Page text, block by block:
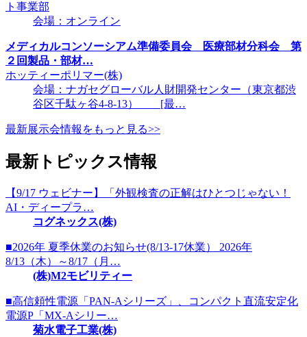
ト事業部
会場：オンライン
メディカルコンソーシアム準備委員会 医療部材分科会 第
２回製品・部材…
ホッティーポリマー(株)
会場：ナガセグローバル人財開発センター（東京都渋
谷区千駄ヶ谷4-8-13） [最…
最新展示会情報をもっと見る>>
最新トピックス情報
【9/17 ウェビナー】「外観検査の正解はひとつじゃない！
AI・ディープラ…
コグネックス(株)
■2026年 夏季休業のお知らせ(8/13-17休業） 2026年
8/13（木）～8/17（月…
(株)M2モビリティー
■高信頼性電源「PAN-Aシリーズ」、コンパクト直流安定化
電源P「MX-Aシリー…
菊水電子工業(株)